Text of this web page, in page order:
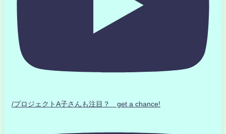
/プロジェクトA子さんも注目？ get a chance!